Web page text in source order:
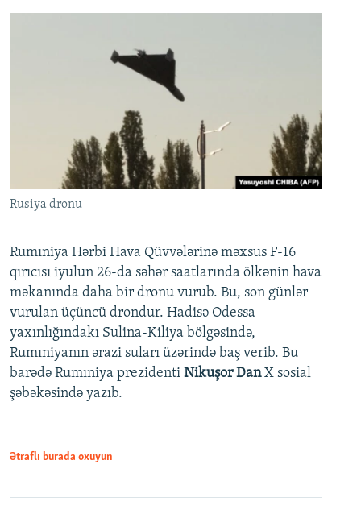
Rusiya dronu
Rumıniya Hərbi Hava Qüvvələrinə məxsus F-16
qırıcısı iyulun 26-da səhər saatlarında ölkənin hava
məkanında daha bir dronu vurub. Bu, son günlər
vurulan üçüncü drondur. Hadisə Odessa
yaxınlığındakı Sulina-Kiliya bölgəsində,
Rumıniyanın ərazi suları üzərində baş verib. Bu
barədə Rumıniya prezidenti Nikuşor DanX sosial
şəbəkəsində yazıb.
Ətraflı burada oxuyun